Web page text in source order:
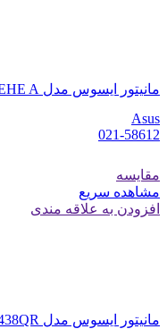
مانیتور ایسوس مدل VZ24EHE A سایز 23.8 اینچ
Asus
021-58612
مقایسه
مشاهده سریع
افزودن به علاقه مندی
مانیتور ایسوس مدل XG438QR سایز 43 اینچ